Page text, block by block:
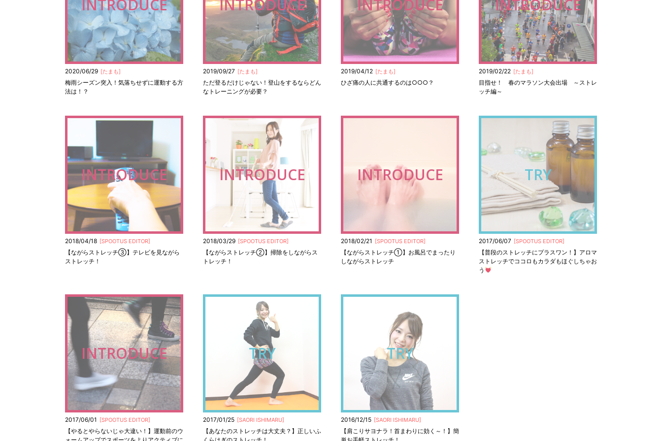
INTRODUCE
2020/06/29 [たまも]
梅雨シーズン突入！気落ちせずに運動する方
法は！？
INTRODUCE
2019/09/27 [たまも]
ただ登るだけじゃない！登山をするならどん
なトレーニングが必要？
INTRODUCE
2019/04/12 [たまも]
ひざ痛の人に共通するのは○○○？
INTRODUCE
2019/02/22 [たまも]
目指せ！ 春のマラソン大会出場 ～ストレ
ッチ編～
INTRODUCE
2018/04/18 [SPOOTUS EDITOR]
【ながらストレッチ③】テレビを見ながら
ストレッチ！
INTRODUCE
2018/03/29 [SPOOTUS EDITOR]
【ながらストレッチ➁】掃除をしながらス
トレッチ！
INTRODUCE
2018/02/21 [SPOOTUS EDITOR]
【ながらストレッチ①】お風呂でまったり
しながらストレッチ
TRY
2017/06/07 [SPOOTUS EDITOR]
【普段のストレッチにプラスワン！】アロマ
ストレッチでココロもカラダもほぐしちゃお
う
INTRODUCE
2017/06/01 [SPOOTUS EDITOR]
【やるとやらないじゃ大違い！】運動前のウ
TRY
2017/01/25 [SAORI ISHIMARU]
【あなたのストレッチは大丈夫？】正しいふ
TRY
2016/12/15 [SAORI ISHIMARU]
【肩こりサヨナラ！首まわりに効く～！】簡